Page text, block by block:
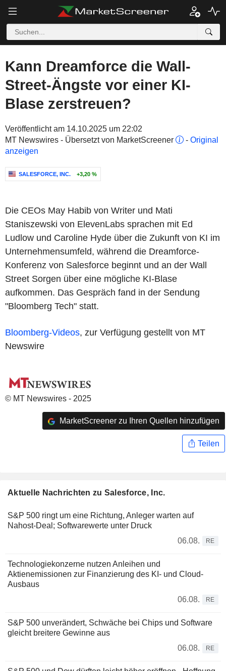
Kann Dreamforce die Wall-
Street-Ängste vor einer KI-
Blase zerstreuen?
Veröffentlicht am 14.10.2025 um 22:02
MT Newswires - Übersetzt von MarketScreener
- Original
anzeigen
SALESFORCE, INC. +3,20 %
Die CEOs May Habib von Writer und Mati
Staniszewski von ElevenLabs sprachen mit Ed
Ludlow und Caroline Hyde über die Zukunft von KI im
Unternehmensumfeld, während die Dreamforce-
Konferenz von Salesforce beginnt und an der Wall
Street Sorgen über eine mögliche KI-Blase
aufkommen. Das Gespräch fand in der Sendung
"Bloomberg Tech" statt.
Bloomberg-Videos, zur Verfügung gestellt von MT
Newswire
© MT Newswires - 2025
MarketScreener zu Ihren Quellen hinzufügen
Teilen
Aktuelle Nachrichten zu Salesforce, Inc.
S&P 500 ringt um eine Richtung, Anleger warten auf
Nahost-Deal; Softwarewerte unter Druck
06.08.
RE
Technologiekonzerne nutzen Anleihen und
Aktienemissionen zur Finanzierung des KI- und Cloud-
Ausbaus
06.08.
RE
S&P 500 unverändert, Schwäche bei Chips und Software
gleicht breitere Gewinne aus
06.08.
RE